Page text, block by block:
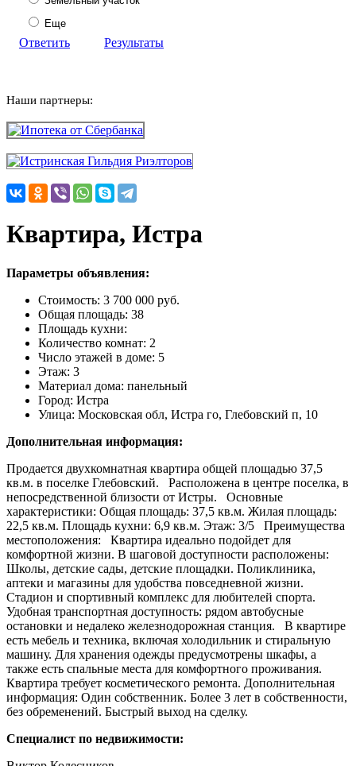
Еще
Ответить Результаты
Наши партнеры:
Квартира, Истра
Параметры объявления:
Стоимость: 3 700 000 руб.
Общая площадь: 38
Площадь кухни:
Количество комнат: 2
Число этажей в доме: 5
Этаж: 3
Материал дома: панельный
Город: Истра
Улица: Московская обл, Истра го, Глебовский п, 10
Дополнительная информация:
Продается двухкомнатная квартира общей площадью 37,5
кв.м. в поселке Глебовский. Расположена в центре поселка, в
непосредственной близости от Истры. Основные
характеристики: Общая площадь: 37,5 кв.м. Жилая площадь:
22,5 кв.м. Площадь кухни: 6,9 кв.м. Этаж: 3/5 Преимущества
местоположения: Квартира идеально подойдет для
комфортной жизни. В шаговой доступности расположены:
Школы, детские сады, детские площадки. Поликлиника,
аптеки и магазины для удобства повседневной жизни.
Стадион и спортивный комплекс для любителей спорта.
Удобная транспортная доступность: рядом автобусные
остановки и недалеко железнодорожная станция. В квартире
есть мебель и техника, включая холодильник и стиральную
машину. Для хранения одежды предусмотрены шкафы, а
также есть спальные места для комфортного проживания.
Квартира требует косметического ремонта. Дополнительная
информация: Один собственник. Более 3 лет в собственности,
без обременений. Быстрый выход на сделку.
Специалист по недвижимости: